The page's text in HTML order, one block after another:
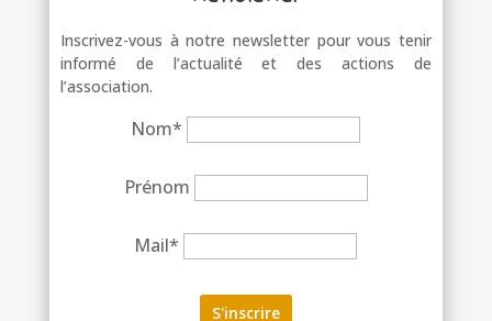
Inscrivez-vous à notre newsletter pour vous tenir
informé de l’actualité et des actions de
l’association.
Nom*
Prénom
Mail*